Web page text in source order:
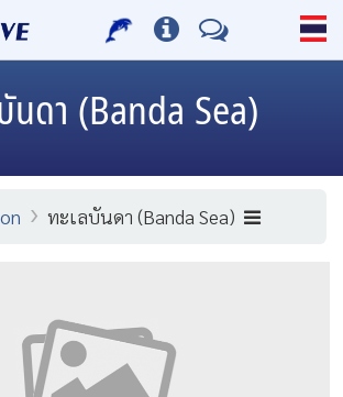
นดา (Banda Sea)
ทะเลบันดา (Banda Sea)